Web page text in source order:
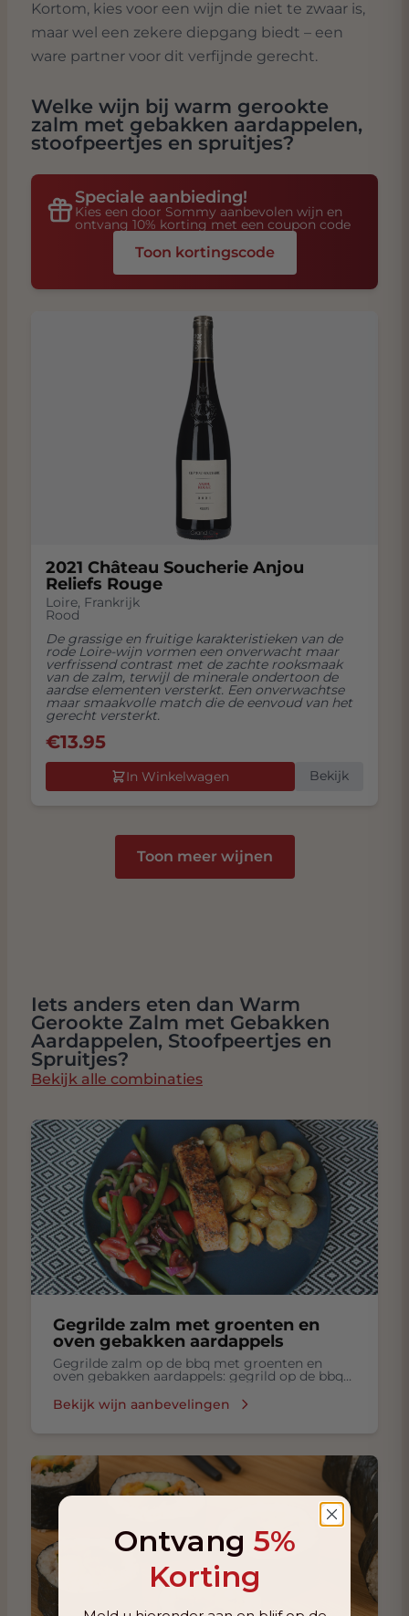
Kortom, kies voor een wijn die niet te zwaar is,
maar wel een zekere diepgang biedt – een
ware partner voor dit verfijnde gerecht.
Welke wijn bij warm gerookte
zalm met gebakken aardappelen,
stoofpeertjes en spruitjes?
Speciale aanbieding!
Kies een door Sommy aanbevolen wijn en
ontvang 10% korting met een coupon code
Toon kortingscode
2021 Château Soucherie Anjou
Reliefs Rouge
Loire, Frankrijk
Rood
De grassige en fruitige karakteristieken van de
rode Loire-wijn vormen een onverwacht maar
verfrissend contrast met de zachte rooksmaak
van de zalm, terwijl de minerale ondertoon de
aardse elementen versterkt. Een onverwachtse
maar smaakvolle match die de eenvoud van het
gerecht versterkt.
€13.95
In Winkelwagen Bekijk
Toon meer wijnen
Iets anders eten dan Warm
Gerookte Zalm met Gebakken
Aardappelen, Stoofpeertjes en
Spruitjes?
Bekijk alle combinaties
Gegrilde zalm met groenten en
oven gebakken aardappels
Gegrilde zalm op de bbq met groenten en
oven gebakken aardappels: gegrild op de bbq
Bekijk wijn aanbevelingen
Ontvang 5%
Korting